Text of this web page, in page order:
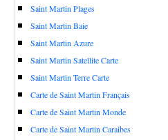
Saint Martin Plages
Saint Martin Baie
Saint Martin Azure
Saint Martin Satellite Carte
Saint Martin Terre Carte
Carte de Saint Martin Français
Carte de Saint Martin Monde
Carte de Saint Martin Caraibes